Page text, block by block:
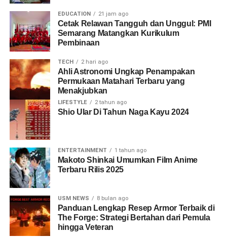
EDUCATION 21 jam ago
Cetak Relawan Tangguh dan Unggul: PMI
Semarang Matangkan Kurikulum
Pembinaan
TECH 2 hari ago
Ahli Astronomi Ungkap Penampakan
Permukaan Matahari Terbaru yang
Menakjubkan
LIFESTYLE 2 tahun ago
Shio Ular Di Tahun Naga Kayu 2024
ENTERTAINMENT 1 tahun ago
Makoto Shinkai Umumkan Film Anime
Terbaru Rilis 2025
USM NEWS 8 bulan ago
Panduan Lengkap Resep Armor Terbaik di
The Forge: Strategi Bertahan dari Pemula
hingga Veteran